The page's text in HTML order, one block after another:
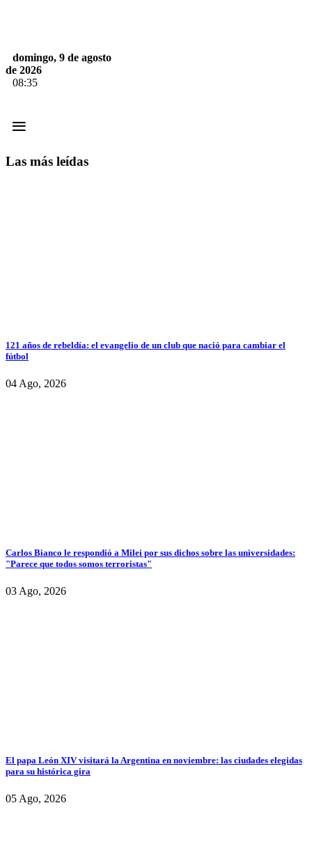
domingo, 9 de agosto
de 2026
08:35
≡
Las más leídas
121 años de rebeldía: el evangelio de un club que nació para cambiar el
fútbol
04 Ago, 2026
Carlos Bianco le respondió a Milei por sus dichos sobre las universidades:
"Parece que todos somos terroristas"
03 Ago, 2026
El papa León XIV visitará la Argentina en noviembre: las ciudades elegidas
para su histórica gira
05 Ago, 2026